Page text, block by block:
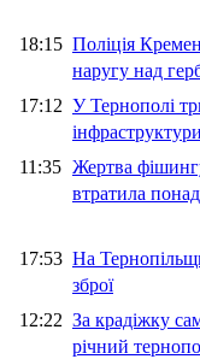
18:15 Поліція
наругу над
17:12 У Тернополі
11:35 Жертва
втратила
17:53 На
зброї
12:22 За крадіжку
річний